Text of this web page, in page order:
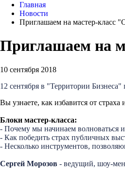
Главная
Новости
Приглашаем на мастер-класс
Приглашаем на
10 сентября 2018
12 сентября в "Территории
Вы узнаете, как избавится от
Блоки мастер-класса:
- Почему мы начинаем волноваться
- Как победить страх публичных
- Несколько инструментов,
Сергей Морозов - ведущий, шоу-